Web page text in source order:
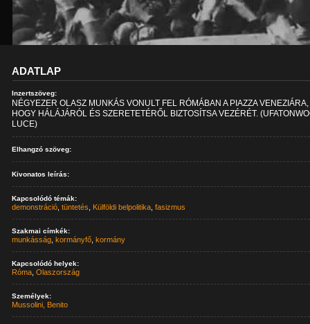
ADATLAP
Inzertszöveg:
NÉGYEZER OLASZ MUNKÁS VONULT FEL RÓMÁBAN A PIAZZA VENEZIÁRA,
HOGY HÁLÁJÁRÓL ÉS SZERETETÉRŐL BIZTOSÍTSA VEZÉRÉT.
LUCE)
Elhangzó szöveg:
Kivonatos leírás:
Kapcsolódó témák:
demonstráció ,tüntetés Külföldi belpolitika ,fasizmus
Szakmai címkék:
munkásság ,kormányfő ,kormány
Kapcsolódó helyek:
Róma ,Olaszország
Személyek:
Mussolini, Benito